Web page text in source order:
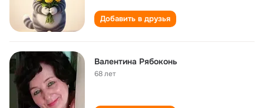
Добавить в друзья
Валентина Рябоконь
68 лет